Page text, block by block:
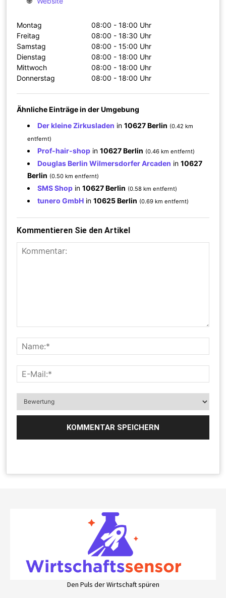
Montag
08:00 - 18:00 Uhr
Freitag
08:00 - 18:30 Uhr
Samstag
08:00 - 15:00 Uhr
Dienstag
08:00 - 18:00 Uhr
Mittwoch
08:00 - 18:00 Uhr
Donnerstag
08:00 - 18:00 Uhr
Ähnliche Einträge in der Umgebung
Der kleine Zirkusladen in10627 Berlin (0.42 km
entfernt)
Prof-hair-shop in10627 Berlin (0.46 km entfernt)
Douglas Berlin Wilmersdorfer Arcaden in10627
Berlin (0.50 km entfernt)
SMS Shop in10627 Berlin (0.58 km entfernt)
tunero GmbH in10625 Berlin (0.69 km entfernt)
Kommentieren Sie den Artikel
Den Puls der Wirtschaft spüren